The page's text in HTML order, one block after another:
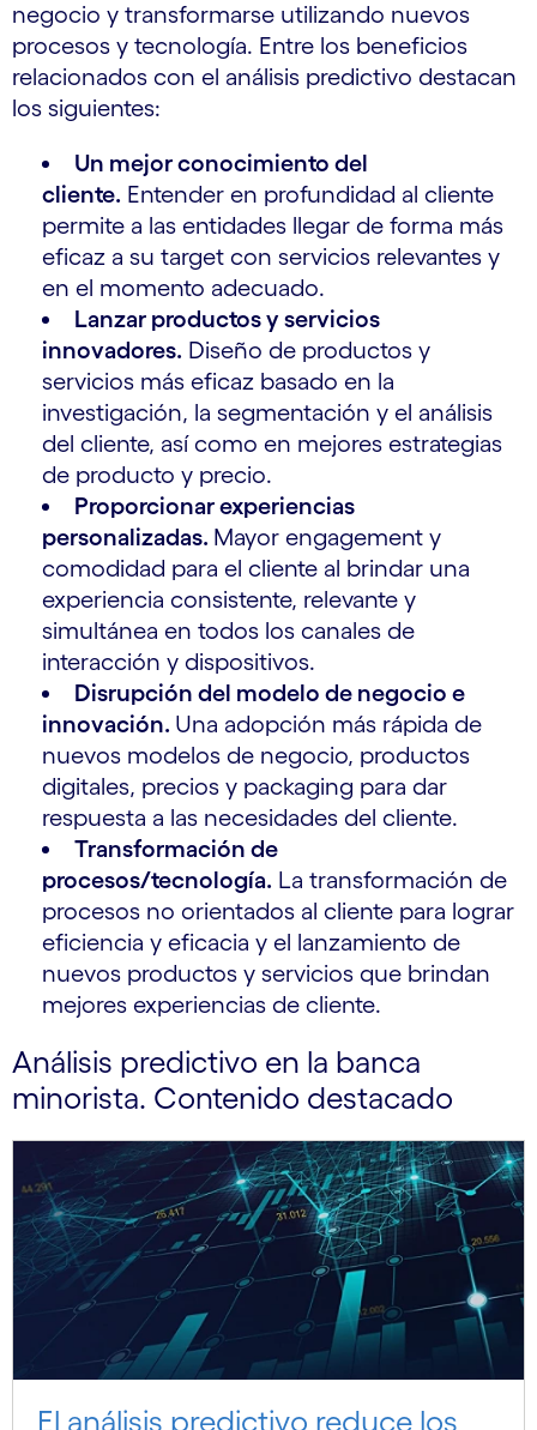
negocio y transformarse utilizando nuevos
procesos y tecnología. Entre los beneficios
relacionados con el análisis predictivo destacan
los siguientes:
Un mejor conocimiento del
cliente. Entender en profundidad al cliente
permite a las entidades llegar de forma más
eficaz a su target con servicios relevantes y
en el momento adecuado.
Lanzar productos y servicios
innovadores. Diseño de productos y
servicios más eficaz basado en la
investigación, la segmentación y el análisis
del cliente, así como en mejores estrategias
de producto y precio.
Proporcionar experiencias
personalizadas. Mayor engagement y
comodidad para el cliente al brindar una
experiencia consistente, relevante y
simultánea en todos los canales de
interacción y dispositivos.
Disrupción del modelo de negocio e
innovación. Una adopción más rápida de
nuevos modelos de negocio, productos
digitales, precios y packaging para dar
respuesta a las necesidades del cliente.
Transformación de
procesos/tecnología. La transformación de
procesos no orientados al cliente para lograr
eficiencia y eficacia y el lanzamiento de
nuevos productos y servicios que brindan
mejores experiencias de cliente.
Análisis predictivo en la banca
minorista. Contenido destacado
El análisis predictivo reduce los